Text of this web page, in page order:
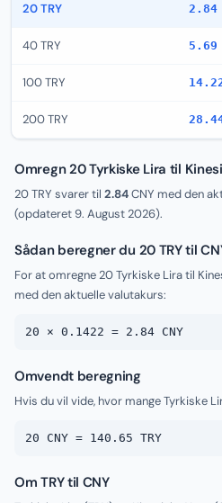
20 TRY 2.84
40 TRY 5.69
100 TRY
200 TRY
Omregn 20 Tyrkiske Lira til
20 TRY svarer til 2.84CNY med den
(opdateret9. August 2026).
Sådan beregner du 20 TRY til
For at omregne 20 Tyrkiske Lira til
med den aktuelle valutakurs:
20 × 0.1422 = 2.84 CNY
Omvendt beregning
Hvis du vil vide, hvor mange Tyrkiske
20 CNY = 140.65 TRY
Om TRY til CNY